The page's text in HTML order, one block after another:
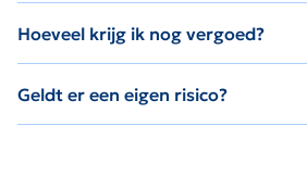
Hoeveel krijg ik nog vergoed?
Geldt er een eigen risico?